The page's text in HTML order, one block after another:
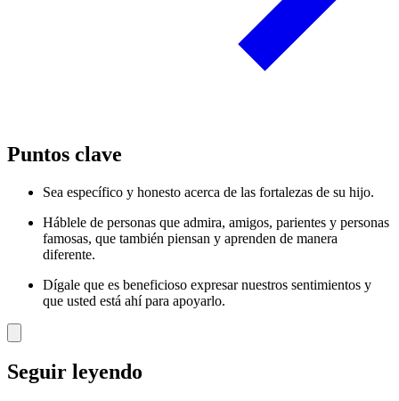
Puntos clave
Sea específico y honesto acerca de las fortalezas de su hijo.
Háblele de personas que admira, amigos, parientes y personas
famosas, que también piensan y aprenden de manera
diferente.
Dígale que es beneficioso expresar nuestros sentimientos y
que usted está ahí para apoyarlo.
Seguir leyendo